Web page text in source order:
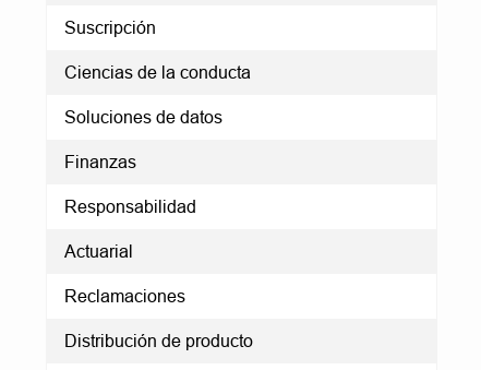
Suscripción
Ciencias de la conducta
Soluciones de datos
Finanzas
Responsabilidad
Actuarial
Reclamaciones
Distribución de producto